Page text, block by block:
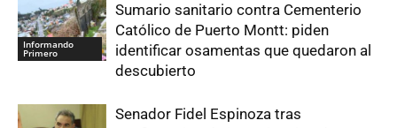
Informando
Primero
Sumario sanitario contra Cementerio
Católico de Puerto Montt: piden
identificar osamentas que quedaron al
descubierto
Senador Fidel Espinoza tras